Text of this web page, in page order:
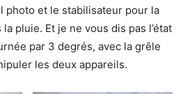
photo et le stabilisateur pour la
pluie. Et je ne vous dis pas l’état
par 3 degrés, avec la grêle
les deux appareils.